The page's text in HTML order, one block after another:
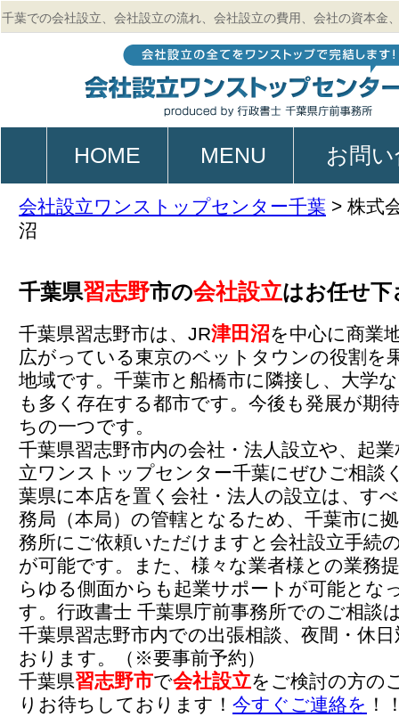
千葉での会社設立、会社設立の流れ、会社設立の費用、会社の資本金
HOME MENU お問
会社設立ワンストップセンター千葉 > 株式
沼
千葉県習志野市の会社設立はお任せ下
千葉県習志野市は、JR津田沼を中心に商業
広がっている東京のベットタウンの役割を
地域です。千葉市と船橋市に隣接し、大学
も多く存在する都市です。今後も発展が期
ちの一つです。
千葉県習志野市内の会社・法人設立や、起
立ワンストップセンター千葉にぜひご相談
葉県に本店を置く会社・法人の設立は、す
務局（本局）の管轄となるため、千葉市に
務所にご依頼いただけますと会社設立手続
が可能です。また、様々な業者様との業務
らゆる側面からも起業サポートが可能とな
す。行政書士 千葉県庁前事務所でのご相談
千葉県習志野市内での出張相談、夜間・休
おります。（※要事前予約）
千葉県習志野市で会社設立をご検討の方の
りお待ちしております！ 今すぐご連絡を ！